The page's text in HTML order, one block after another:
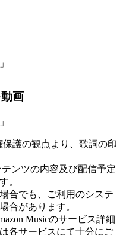
画
保護の観点より、歌詞の印
ンツの内容及び配信予定
。
合でも、ご利用のシステ
合があります。
Musicのサービス詳細
各サービスにて十分にご